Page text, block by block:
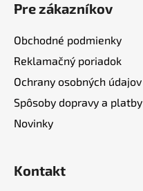
Pre zákazníkov
Obchodné podmienky
Reklamačný poriadok
Ochrany osobných údajov
Spôsoby dopravy a platby
Novinky
Kontakt